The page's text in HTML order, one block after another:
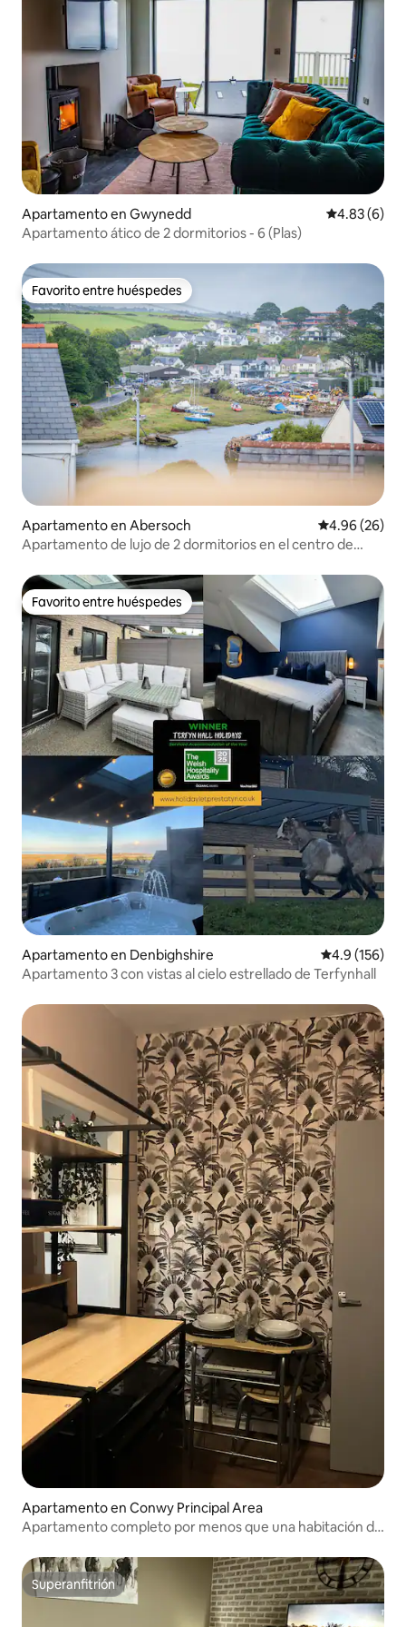
Apartamento en Gwynedd Calificación
4.83 (6)
Apartamento ático de 2 dormitorios - 6 (Plas)
Favorito entre huéspedes
Favorito entre huéspedes
Apartamento en Abersoch Calificación
4.96 (26)
Apartamento de lujo de 2 dormitorios en el centro de
Favorito entre huéspedes
Favorito entre huéspedes
Apartamento en Denbighshire Calificación
4.9 (156)
Apartamento 3 con vistas al cielo estrellado de Terfynhall
Apartamento en Conwy Principal Area
Apartamento completo por menos que una habitación de
Superanfitrión
Superanfitrión